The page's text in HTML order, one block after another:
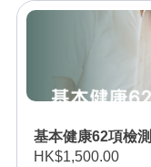
基本健康62項檢
HK$1,500.00